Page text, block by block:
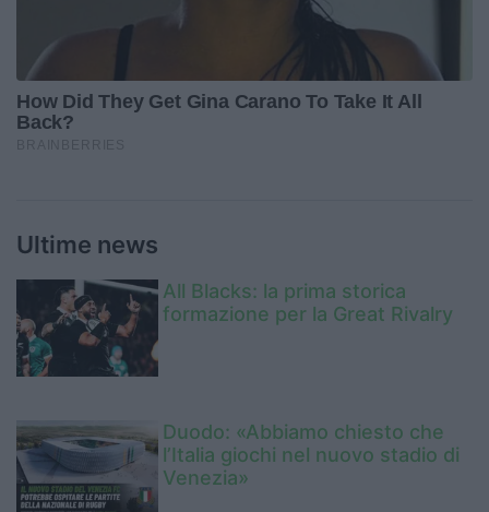
Ultime news
All Blacks: la prima storica
formazione per la Great Rivalry
Duodo: «Abbiamo chiesto che
l’Italia giochi nel nuovo stadio di
Venezia»